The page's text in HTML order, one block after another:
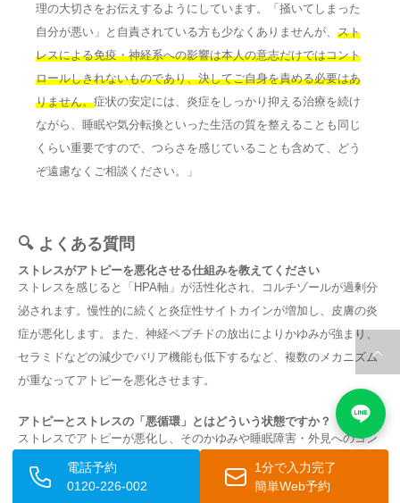
理の大切さをお伝えするようにしています。「掻いてしまった
自分が悪い」と自責されている方も少なくありませんが、 スト
レスによる免疫・神経系への影響は本人の意志だけではコント
ロールしきれないものであり、決してご自身を責める必要はあ
りません。症状の安定には、炎症をしっかり抑える治療を続け
ながら、睡眠や気分転換といった生活の質を整えることも同じ
くらい重要ですので、つらさを感じていることも含めて、どう
ぞ遠慮なくご相談ください。」
🔍 よくある質問
ストレスがアトピーを悪化させる仕組みを教えてください
ストレスを感じると「HPA軸」が活性化され、コルチゾールが過剰分
泌されます。慢性的に続くと炎症性サイトカインが増加し、皮膚の炎
症が悪化します。また、神経ペプチドの放出によりかゆみが強まり、
セラミドなどの減少でバリア機能も低下するなど、複数のメカニズム
が重なってアトピーを悪化させます。
アトピーとストレスの「悪循環」とはどういう状態ですか？
ストレスでアトピーが悪化し、そのかゆみや睡眠障害・外見へのコン
プレックスが新たなストレスを生む、双方向の悪化サイクルのことで
す。慢性的な睡眠不足はストレス耐性をさらに下げ、精神的消耗を招
電話予約
0120-226-002
1分で入力完了
簡単Web予約